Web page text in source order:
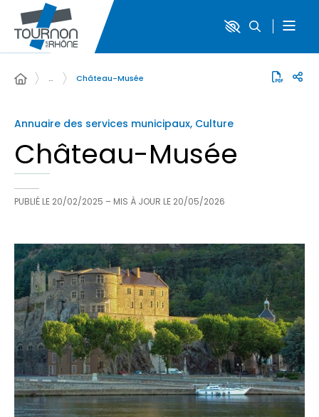
… Château-Musée
Annuaire des services municipaux, Culture
Château-Musée
PUBLIÉ LE 20/02/2025 – MIS À JOUR LE 20/05/2026